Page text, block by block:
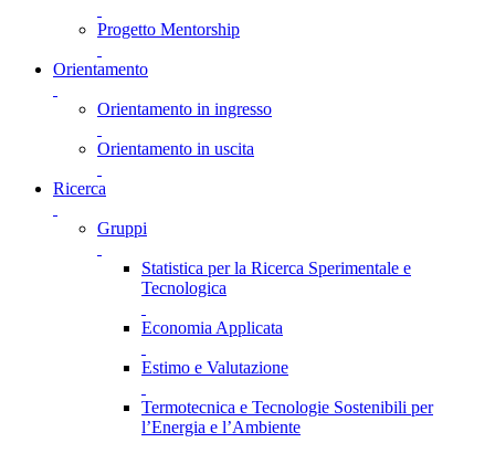
Progetto Mentorship
Orientamento
Orientamento in ingresso
Orientamento in uscita
Ricerca
Gruppi
Statistica per la Ricerca Sperimentale e
Tecnologica
Economia Applicata
Estimo e Valutazione
Termotecnica e Tecnologie Sostenibili per
l’Energia e l’Ambiente